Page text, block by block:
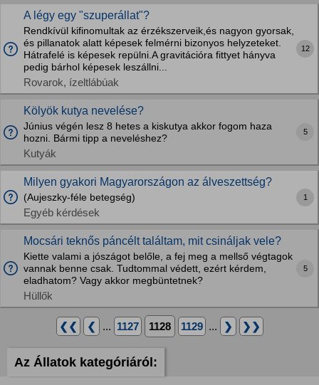
A légy egy "szuperállat"?
Rendkívül kifinomultak az érzékszerveik,és nagyon gyorsak,
és pillanatok alatt képesek felmérni bizonyos helyzeteket.
Hátrafelé is képesek repülni.A gravitációra fittyet hányva
pedig bárhol képesek leszállni...
Rovarok, ízeltlábúak
12
Kölyök kutya nevelése?
Június végén lesz 8 hetes a kiskutya akkor fogom haza
hozni. Bármi tipp a neveléshez?
Kutyák
5
Milyen gyakori Magyarországon az álveszettség?
(Aujeszky-féle betegség)
Egyéb kérdések
1
Mocsári teknős páncélt találtam, mit csináljak vele?
Kiette valami a jószágot belőle, a fej meg a mellső végtagok
vannak benne csak. Tudtommal védett, ezért kérdem,
eladhatom? Vagy akkor megbüntetnek?
Hüllők
5
❮❮ ❮ ... 1127 1128 1129 ... ❯ ❯❯
Az Állatok kategóriáról: